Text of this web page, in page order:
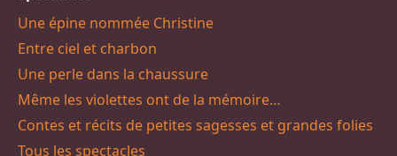
Une épine nommée Christine
Entre ciel et charbon
Une perle dans la chaussure
Même les violettes ont de la mémoire…
Contes et récits de petites sagesses et grandes folies
Tous les spectacles